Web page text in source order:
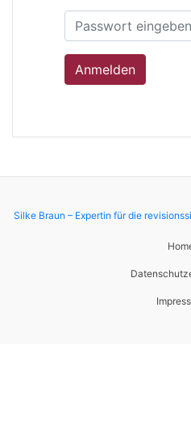
Anmelden
Silke Braun – Expertin für die